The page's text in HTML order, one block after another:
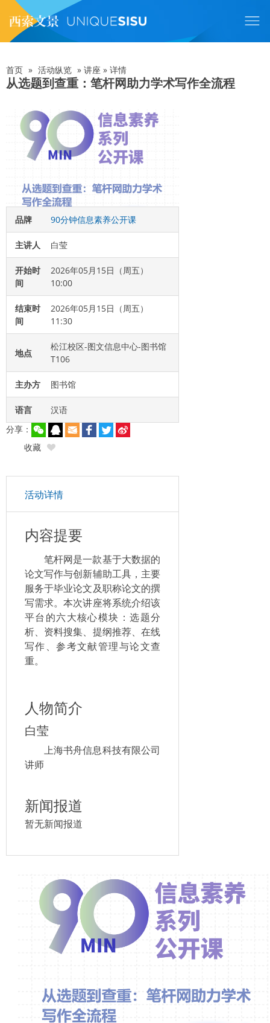
主
内
容面
首页 » 活动纵览 » 讲座 » 详情
从选题到查重：笔杆网助力学术写作全流程
品牌 90分钟信息素养公开课
主讲人 白莹
开始时
间
2026年05月15日（周五）
10:00
结束时
间
2026年05月15日（周五）
11:30
地点
松江校区-图文信息中心-图书馆
T106
主办方 图书馆
语言
汉语
分享：
收藏
活动详情
内容提要
笔杆网是一款基于大数据的
论文写作与创新辅助工具，主要
服务于毕业论文及职称论文的撰
写需求。本次讲座将系统介绍该
平台的六大核心模块：选题分
析、资料搜集、提纲推荐、在线
写作、参考文献管理与论文查
重。
人物简介
白莹
上海书舟信息科技有限公司
讲师
新闻报道
暂无新闻报道